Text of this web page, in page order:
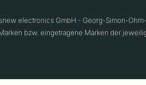
electronics GmbH - Georg-Simon-
bzw. eingetragene Marken der